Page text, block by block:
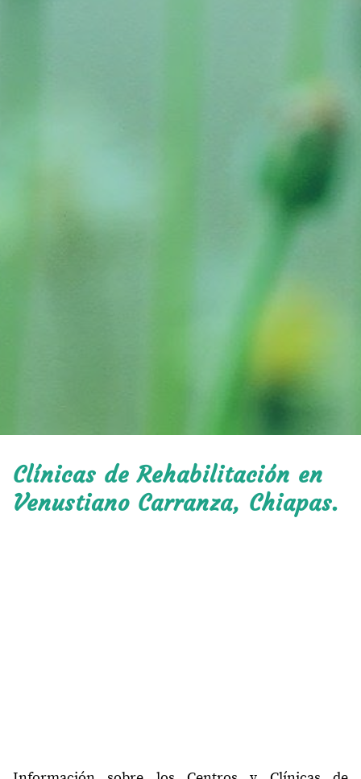
Clínicas de Rehabilitación en
Venustiano Carranza, Chiapas.